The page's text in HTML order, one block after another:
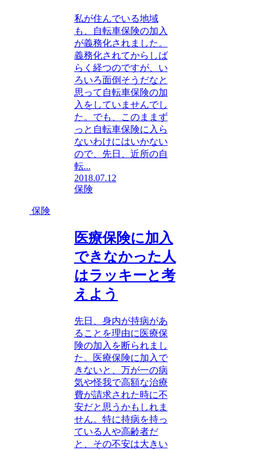
私が住んでいる地域
も、自転車保険の加入
が義務化されました。
義務化されてからしば
らく経つのですが、い
ろいろ面倒そうだなと
思って自転車保険の加
入をしていませんでし
た。でも、このままず
っと自転車保険に入ら
ないわけにはいかない
ので、先日、近所の自
転...
2018.07.12
保険
保険
医療保険に加入
できなかった人
はラッキーと考
えよう
先日、身内が持病があ
ることを理由に医療保
険の加入を断られまし
た。医療保険に加入で
きないと、万が一の病
気や怪我で高額な治療
費が請求された時に不
安だと思うかもしれま
せん。特に持病を持っ
ている人や高齢者だ
と、その不安は大きい